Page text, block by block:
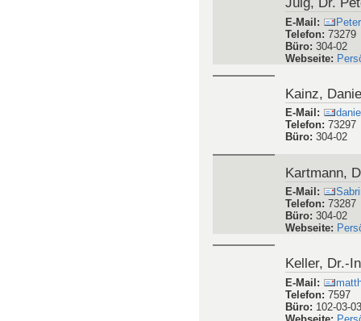
Hutzenlaub,
E-Mail:
Telefon: 73269
Büro:304-02
Webseite:
Höflinger,
E-Mail:
Telefon:7070
Webseite:
Jülg, Dr.
E-Mail:
Telefon: 73279
Büro:304-02
Webseite:
Kainz,
E-Mail:
Telefon:73297
Büro: 304-02